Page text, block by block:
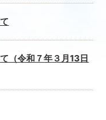
（令和７年３月13日